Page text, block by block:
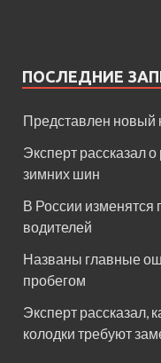
ПОСЛЕДНИЕ
Представлен новый
Эксперт рассказал
зимних шин
В России изменятся
водителей
Названы главные
пробегом
Эксперт рассказал,
колодки требуют